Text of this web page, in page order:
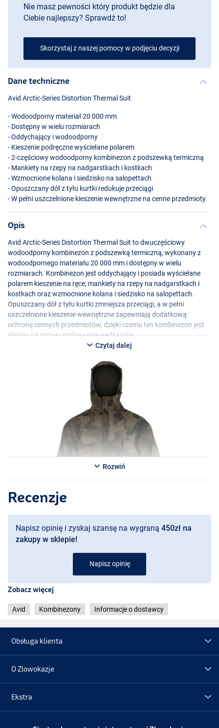
Nie masz pewności który produkt będzie dla
Ciebie najlepszy? Sprawdź to!
Skorzystaj z naszej pomocy w podjęciu decyzji
Dane techniczne
Avid Arctic-Series Distortion Thermal Suit
- Wodoodporny materiał 20 000 mm
- Dostępny w wielu rozmiarach
- Oddychający i wodoodporny
- Kieszenie podręczne wyściełane polarem
- 2-częściowy wodoodporny kombinezon z podszewką termiczną
- Mankiety na rzepy na nadgarstkach i kostkach
- Wzmocnione kolana i siedzisko na salopettach
- Opuszczany dół z tyłu kurtki redukuje przeciągi
- W pełni uszczelnione kieszenie wewnętrzne na cenne przedmioty
Opis
Avid Arctic-Series Distortion Thermal Suit to dwuczęściowy
wodoodporny kombinezon z podszewką termiczną, wykonany z
wodoodpornego materiału 20 000 mm i dostępny w wielu
rozmiarach. Kombinezon jest oddychający i posiada wyściełane
polarem kieszenie na ręce, mankiety na rzepy na nadgarstkach i
kostkach oraz wzmocnione kolana i siedzisko na salopettach.
Opuszczany dół z tyłu kurtki zmniejsza przeciągi, a w pełni
uszczelnione kieszenie wewnętrzne zapewniają dodatkową
ochronę cennych przedmiotów, dzięki czemu ten kombinezon jest
idealny na zimne i mokre sesje wędkarskie.
Czytaj dalej
Rozwiń
Recenzje
Napisz opinię i zyskaj szansę na wygraną 450zł na
zakupy w sklepie!
Napisz opinię
Zobacz więcej
Avid Kombinezony Informacje o dostawcy
Obsługa klienta
O Zlowokazje
Ekstra
Promocje